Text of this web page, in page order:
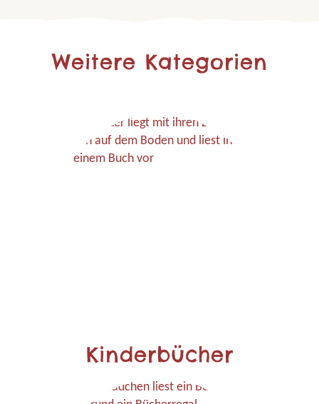
Weitere Kategorien
Kinderbücher